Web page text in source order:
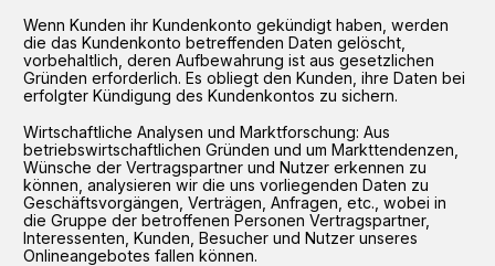
Wenn Kunden ihr Kundenkonto gekündigt haben, werden
die das Kundenkonto betreffenden Daten gelöscht,
vorbehaltlich, deren Aufbewahrung ist aus gesetzlichen
Gründen erforderlich. Es obliegt den Kunden, ihre Daten bei
erfolgter Kündigung des Kundenkontos zu sichern.
Wirtschaftliche Analysen und Marktforschung: Aus
betriebswirtschaftlichen Gründen und um Markttendenzen,
Wünsche der Vertragspartner und Nutzer erkennen zu
können, analysieren wir die uns vorliegenden Daten zu
Geschäftsvorgängen, Verträgen, Anfragen, etc., wobei in
die Gruppe der betroffenen Personen Vertragspartner,
Interessenten, Kunden, Besucher und Nutzer unseres
Onlineangebotes fallen können.